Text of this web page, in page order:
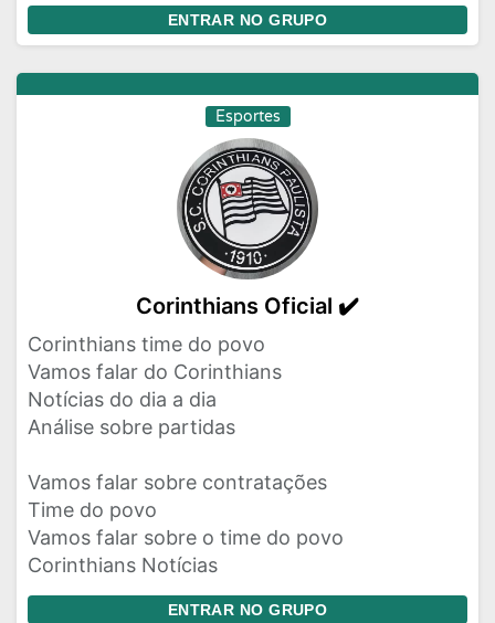
ENTRAR NO GRUPO
Esportes
Corinthians Oficial ✔️
Corinthians time do povo
Vamos falar do Corinthians
Notícias do dia a dia
Análise sobre partidas
Vamos falar sobre contratações
Time do povo
Vamos falar sobre o time do povo
Corinthians Notícias
ENTRAR NO GRUPO